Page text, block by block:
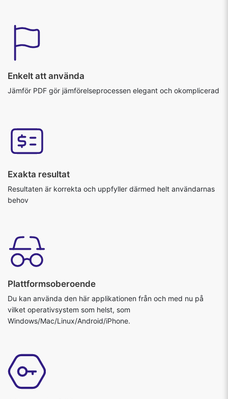
Enkelt att använda
Jämför PDF gör jämförelseprocessen elegant och okomplicerad
Exakta resultat
Resultaten är korrekta och uppfyller därmed helt användarnas
behov
Plattformsoberoende
Du kan använda den här applikationen från och med nu på
vilket operativsystem som helst, som
Windows/Mac/Linux/Android/iPhone.